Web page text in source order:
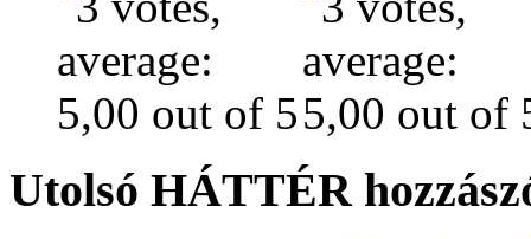
Utolsó HÁTTÉR